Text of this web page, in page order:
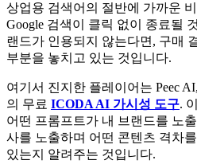
상업용 검색어의 절반에 가까운
Google 검색이 클릭 없이 종료될
랜드가 인용되지 않는다면, 구매
부분을 놓치고 있는 것입니다.
여기서 진지한 플레이어는 Peec
의 무료 ICODA AI 가시성 도구.
어떤 프롬프트가 내 브랜드를 노
사를 노출하며 어떤 콘텐츠 격차
있는지 알려주는 것입니다.